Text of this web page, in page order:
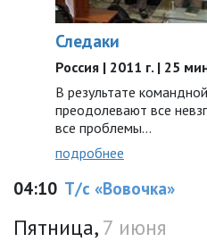
Следаки
Россия | 2011 г. | 25
В результате
преодолевают все
все проблемы…
подробнее
04:10 Т/с «Вовочка»
Пятница,7 июня